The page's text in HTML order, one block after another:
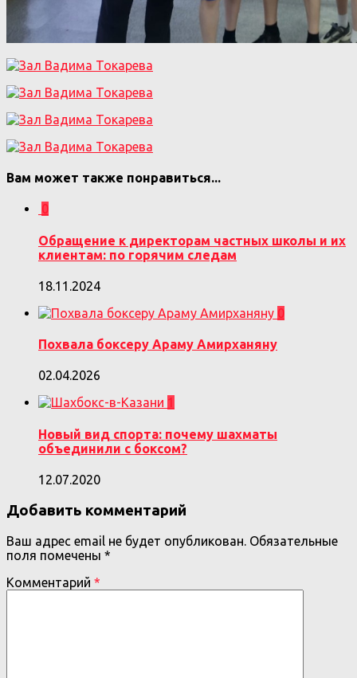
Вам может также понравиться...
0
Обращение к директорам частных школы и их
клиентам: по горячим следам
18.11.2024
0
Похвала боксеру Араму Амирханяну
02.04.2026
1
Новый вид спорта: почему шахматы
объединили с боксом?
12.07.2020
Добавить комментарий
Ваш адрес email не будет опубликован. Обязательные
поля помечены *
Комментарий *